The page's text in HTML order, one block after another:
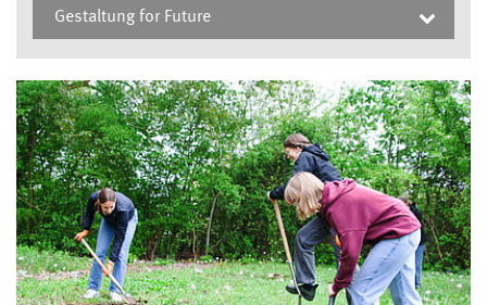
Gestaltung for Future
Im täglichen Leben, im Studium, in der Lehre und in
der Forschung regt die Gruppe „Gestaltung for
Future“ zur Auseinandersetzung mit Nachhaltigkeit
an. Dabei geht es nicht nur darum, gemeinsam
Impulse und Ideen für nachhaltige Ansätze in der
Lehre zu entwickeln, sondern auch darüber
nachzudenken, wie der Lehr- und
Forschungsbetrieb selbst nachhaltiger gestaltet